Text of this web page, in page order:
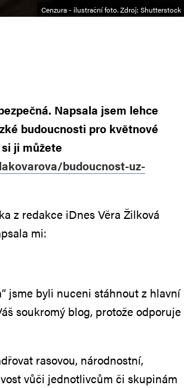
Cenzura - ilustrační foto. Zdroj: Shutterstock
Napsala jsem lehce
budoucnosti pro květnové
ji můžete
budoucnost-uz-
z redakce iDnes Věra Žilková
mi:
jsme byli nuceni stáhnout z hlavní
soukromý blog, protože odporuje
rasovou, národnostní,
vůči jednotlivcům či skupinám